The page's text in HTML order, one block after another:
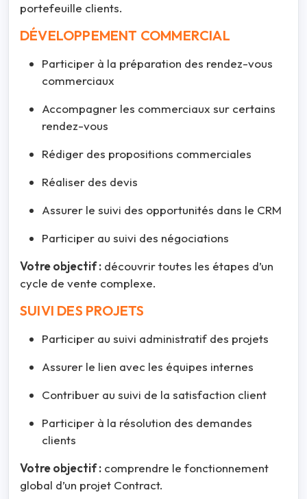
portefeuille clients.
DÉVELOPPEMENT COMMERCIAL
Participer à la préparation des rendez-vous
commerciaux
Accompagner les commerciaux sur certains
rendez-vous
Rédiger des propositions commerciales
Réaliser des devis
Assurer le suivi des opportunités dans le CRM
Participer au suivi des négociations
Votre objectif : découvrir toutes les étapes d’un
cycle de vente complexe.
SUIVI DES PROJETS
Participer au suivi administratif des projets
Assurer le lien avec les équipes internes
Contribuer au suivi de la satisfaction client
Participer à la résolution des demandes
clients
Votre objectif : comprendre le fonctionnement
global d’un projet Contract.